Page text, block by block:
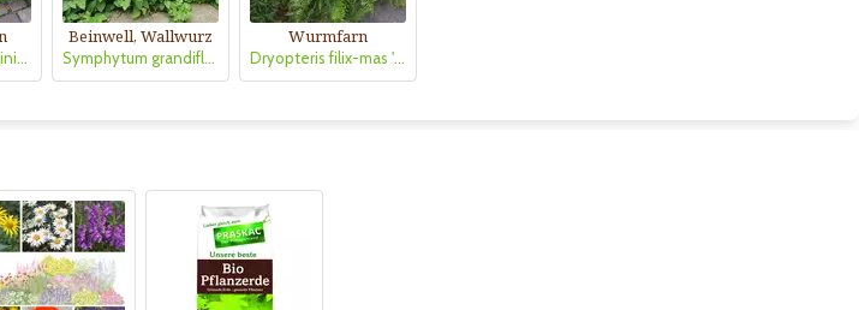
Chrysogonum virginianum
Beinwell, Wallwurz
Symphytum grandiflorum 'Hidcote Blue'
Wurmfarn
Dryopteris filix-mas 'Linearis Polydactyla'